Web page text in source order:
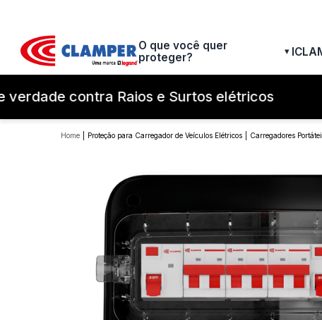
O que você quer
proteger?
▾
contra Raios e Surtos elétricos
Proteção para Carregador de Veículos Elétricos Carregadores